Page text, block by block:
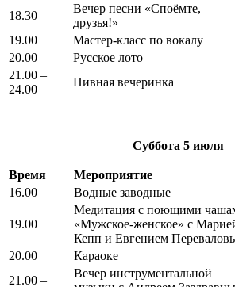
18.30
Вечер песни «Споёмте,
друзья!»
19.00
Мастер-класс по вокалу
20.00
Русское лото
21.00 –
24.00
Пивная вечеринка
Суббота 5 июля
Время Мероприятие
16.00
Водные заводные
19.00
Медитация с поющими
«Мужское-женское» с
Кепп и Евгением
20.00 Караоке
21.00 –
Вечер инструментальной